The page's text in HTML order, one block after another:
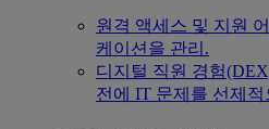
원격 액세스 및 지원
케이션을 관리.
디지털 직원 경험
전에 IT 문제를 선제